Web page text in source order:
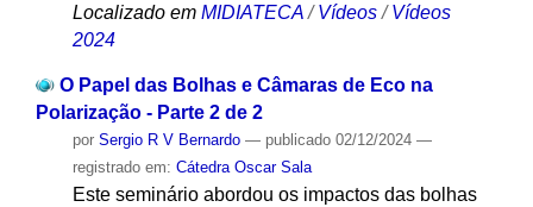
Localizado em MIDIATECA /Vídeos /Vídeos
2024
O Papel das Bolhas e Câmaras de Eco na
Polarização - Parte 2 de 2
por Sergio R V Bernardo — publicado02/12/2024 —
registrado em: Cátedra Oscar Sala
Este seminário abordou os impactos das bolhas